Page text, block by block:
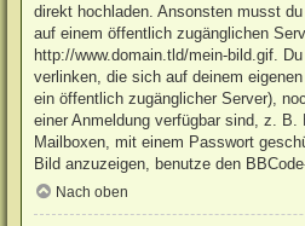
direkt hochladen. Ansonsten musst
auf einem öffentlich zugänglichen
http://www.domain.tld/mein-bild.gif.
verlinken, die sich auf deinem
ein öffentlich zugänglicher Server),
einer Anmeldung verfügbar sind, z. B.
Mailboxen, mit einem Passwort
Bild anzuzeigen, benutze den BBCode-
Nach oben